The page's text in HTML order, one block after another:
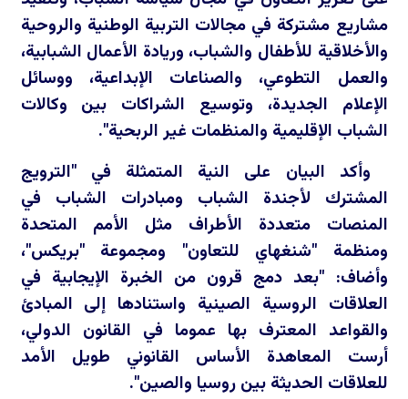
مشاريع مشتركة في مجالات التربية الوطنية والروحية
والأخلاقية للأطفال والشباب، وريادة الأعمال الشبابية،
والعمل التطوعي، والصناعات الإبداعية، ووسائل
الإعلام الجديدة، وتوسيع الشراكات بين وكالات
الشباب الإقليمية والمنظمات غير الربحية".
وأكد البيان على النية المتمثلة في "الترويج
المشترك لأجندة الشباب ومبادرات الشباب في
المنصات متعددة الأطراف مثل الأمم المتحدة
ومنظمة "شنغهاي للتعاون" ومجموعة "بريكس"،
وأضاف: "بعد دمج قرون من الخبرة الإيجابية في
العلاقات الروسية الصينية واستنادها إلى المبادئ
والقواعد المعترف بها عموما في القانون الدولي،
أرست المعاهدة الأساس القانوني طويل الأمد
للعلاقات الحديثة بين روسيا والصين".